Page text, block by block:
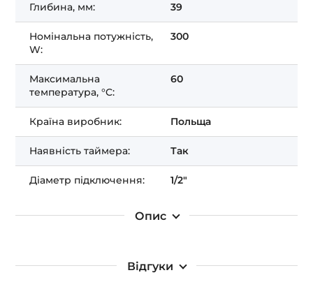
Опис
Глибина, мм: 39
Номінальна потужність,
W:
300
Максимальна
температура, °C:
60
Країна виробник: Польща
Наявність таймера: Так
Діаметр підключення: 1/2"
Відгуки